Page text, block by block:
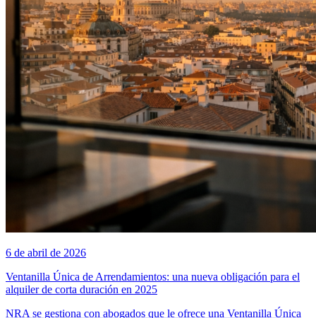
6 de abril de 2026
Ventanilla Única de Arrendamientos: una nueva obligación para el
alquiler de corta duración en 2025
NRA se gestiona con abogados que le ofrece una Ventanilla Única